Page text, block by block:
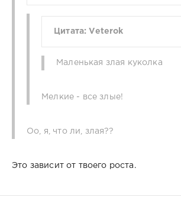
Цитата: Veterok
Маленькая злая куколка
Мелкие - все злые!
Оо, я, что ли, злая??
Это зависит от твоего роста.